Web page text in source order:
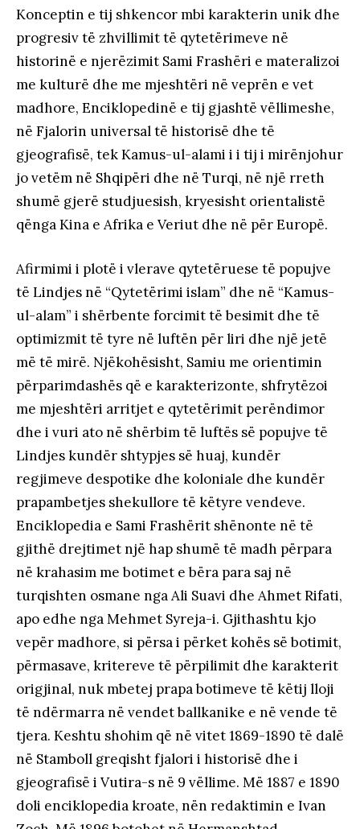
Konceptin e tij shkencor mbi karakterin unik dhe
progresiv të zhvillimit të qytetërimeve në
historinë e njerëzimit Sami Frashëri e materalizoi
me kulturë dhe me mjeshtëri në veprën e vet
madhore, Enciklopedinë e tij gjashtë vëllimeshe,
në Fjalorin universal të historisë dhe të
gjeografisë, tek Kamus-ul-alami i i tij i mirënjohur
jo vetëm në Shqipëri dhe në Turqi, në një rreth
shumë gjerë studjuesish, kryesisht orientalistë
qënga Kina e Afrika e Veriut dhe në për Europë.
Afirmimi i plotë i vlerave qytetëruese të popujve
të Lindjes në “Qytetërimi islam” dhe në “Kamus-
ul-alam” i shërbente forcimit të besimit dhe të
optimizmit të tyre në luftën për liri dhe një jetë
më të mirë. Njëkohësisht, Samiu me orientimin
përparimdashës që e karakterizonte, shfrytëzoi
me mjeshtëri arritjet e qytetërimit perëndimor
dhe i vuri ato në shërbim të luftës së popujve të
Lindjes kundër shtypjes së huaj, kundër
regjimeve despotike dhe koloniale dhe kundër
prapambetjes shekullore të këtyre vendeve.
Enciklopedia e Sami Frashërit shënonte në të
gjithë drejtimet një hap shumë të madh përpara
në krahasim me botimet e bëra para saj në
turqishten osmane nga Ali Suavi dhe Ahmet Rifati,
apo edhe nga Mehmet Syreja-i. Gjithashtu kjo
vepër madhore, si përsa i përket kohës së botimit,
përmasave, kritereve të përpilimit dhe karakterit
origjinal, nuk mbetej prapa botimeve të këtij lloji
të ndërmarra në vendet ballkanike e në vende të
tjera. Keshtu shohim që në vitet 1869-1890 të dalë
në Stamboll greqisht fjalori i historisë dhe i
gjeografisë i Vutira-s në 9 vëllime. Më 1887 e 1890
doli enciklopedia kroate, nën redaktimin e Ivan